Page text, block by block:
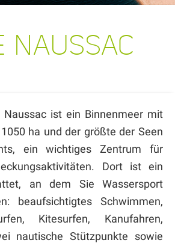
NAUSSAC
Naussac ist ein Binnenmeer mit
ha und der größte der Seen
ein wichtiges Zentrum für
Dort ist ein
an dem Sie Wassersport
beaufsichtigtes Schwimmen,
Kitesurfen, Kanufahren,
nautische Stützpunkte sowie